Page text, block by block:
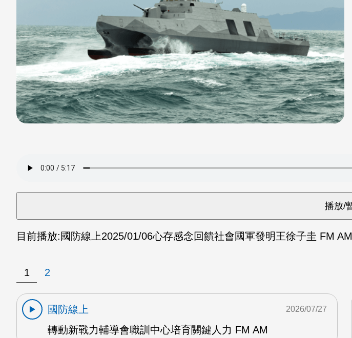
目前播放: 國防線上2025/01/06心存感念回饋社會國軍發明王徐子圭 FM AM
1 2
國防線上
轉動新戰力輔導會職訓中心培育關鍵人力 FM AM
2026/07/27